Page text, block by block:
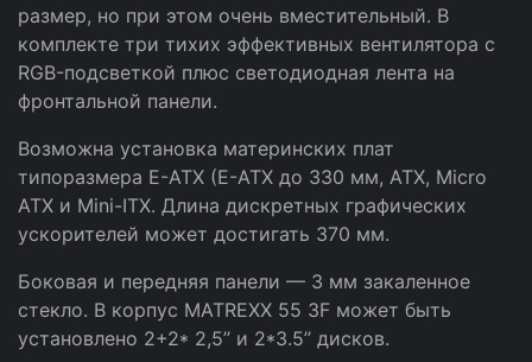
размер, но при этом очень вместительный. В
комплекте три тихих эффективных вентилятора с
RGB-подсветкой плюс светодиодная лента на
фронтальной панели.
Возможна установка материнских плат
типоразмера E-ATX (E-ATX до 330 мм, ATX, Micro
ATX и Mini-ITX. Длина дискретных графических
ускорителей может достигать 370 мм.
Боковая и передняя панели — 3 мм закаленное
стекло. В корпус MATREXX 55 3F может быть
установлено 2+2* 2,5’’ и 2*3.5’’ дисков.